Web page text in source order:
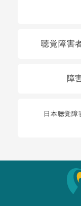
聴覚障害
障
日本聴覚障